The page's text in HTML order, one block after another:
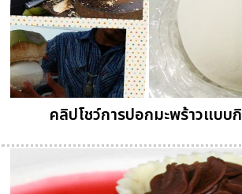
คลิปโชว์การปอกมะพร้าวแบบ